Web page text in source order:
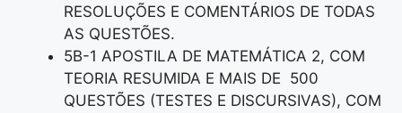
RESOLUÇÕES E COMENTÁRIOS DE TODAS
AS QUESTÕES.
5B-1 APOSTILA DE MATEMÁTICA 2, COM
TEORIA RESUMIDA E MAIS DE 500
QUESTÕES (TESTES E DISCURSIVAS), COM